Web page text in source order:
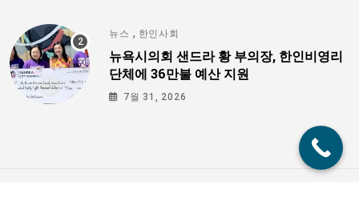
뉴스 , 한인사회
뉴욕시의회 샌드라 황 부의장, 한인비영리
단체에 36만불 예산 지원
7월 31, 2026